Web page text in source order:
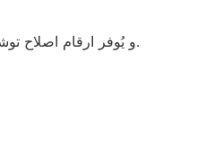
و يُوفر ارقام اصلاح توشيبا المحمودية جميع الخدمات والمميزات التي تُساهم في تحقيق راحة وأمان العملاء من خلال تخفيض أسعار تلك الخدمات والبُعد التام عن التكاليف المالية باهظة الثمن.